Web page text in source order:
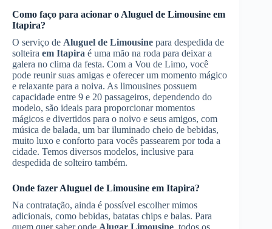
Como faço para acionar o Aluguel de Limousine em
Itapira?
O serviço de Aluguel de Limousine para despedida de
solteira em Itapira é uma mão na roda para deixar a
galera no clima da festa. Com a Vou de Limo, você
pode reunir suas amigas e oferecer um momento mágico
e relaxante para a noiva. As limousines possuem
capacidade entre 9 e 20 passageiros, dependendo do
modelo, são ideais para proporcionar momentos
mágicos e divertidos para o noivo e seus amigos, com
música de balada, um bar iluminado cheio de bebidas,
muito luxo e conforto para vocês passearem por toda a
cidade. Temos diversos modelos, inclusive para
despedida de solteiro também.
Onde fazer Aluguel de Limousine em Itapira?
Na contratação, ainda é possível escolher mimos
adicionais, como bebidas, batatas chips e balas. Para
quem quer saber onde Alugar Limousine , todos os